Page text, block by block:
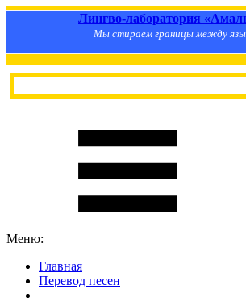
Лингво-лаборатория
Мы стираем границы между
Меню:
Главная
Перевод песен